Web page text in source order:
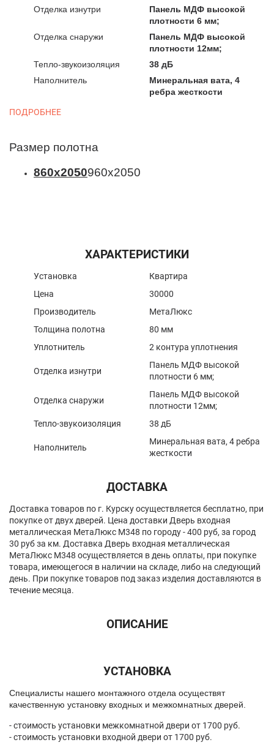
Отделка изнутри
Панель МДФ высокой
плотности 6 мм;
Отделка снаружи
Панель МДФ высокой
плотности 12мм;
Тепло-звукоизоляция
38 дБ
Наполнитель
Минеральная вата, 4
ребра жесткости
ПОДРОБНЕЕ
Размер полотна
860х2050960х2050
ХАРАКТЕРИСТИКИ
Установка
Квартира
Цена
30000
Производитель
МетаЛюкс
Толщина полотна
80 мм
Уплотнитель
2 контура уплотнения
Отделка изнутри
Панель МДФ высокой
плотности 6 мм;
Отделка снаружи
Панель МДФ высокой
плотности 12мм;
Тепло-звукоизоляция
38 дБ
Наполнитель
Минеральная вата, 4 ребра
жесткости
ДОСТАВКА
Доставка товаров по г. Курску осуществляется бесплатно, при
покупке от двух дверей. Цена доставки Дверь входная
металлическая МетаЛюкс M348 по городу - 400 руб, за город
30 руб за км. Доставка Дверь входная металлическая
МетаЛюкс M348 осуществляется в день оплаты, при покупке
товара, имеющегося в наличии на складе, либо на следующий
день. При покупке товаров под заказ изделия доставляются в
течение месяца.
ОПИСАНИЕ
УСТАНОВКА
Спeциалисты нашего монтажного отдела осуществят
качественную установку входных и межкомнатных дверей.
- стоимость установки межкомнатной двери от 1700 руб.
- стоимость установки входной двери от 1700 руб.